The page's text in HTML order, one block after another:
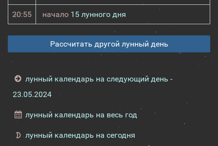
20:55 начало 15 лунного дня
Рассчитать другой лунный день
лунный календарь на следующий день -
23.05.2024
лунный календарь на весь год
лунный календарь на сегодня